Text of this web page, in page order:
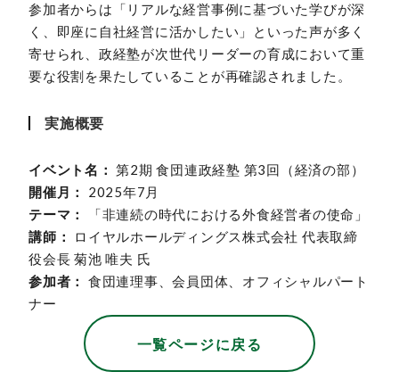
参加者からは「リアルな経営事例に基づいた学びが深
く、即座に自社経営に活かしたい」といった声が多く
寄せられ、政経塾が次世代リーダーの育成において重
要な役割を果たしていることが再確認されました。
実施概要
イベント名： 第2期 食団連政経塾 第3回（経済の部）
開催月：
2025年7月
テーマ：
「非連続の時代における外食経営者の使命」
講師：
ロイヤルホールディングス株式会社 代表取締
役会長 菊池 唯夫 氏
参加者：
食団連理事、会員団体、オフィシャルパート
ナー
一覧ページに戻る